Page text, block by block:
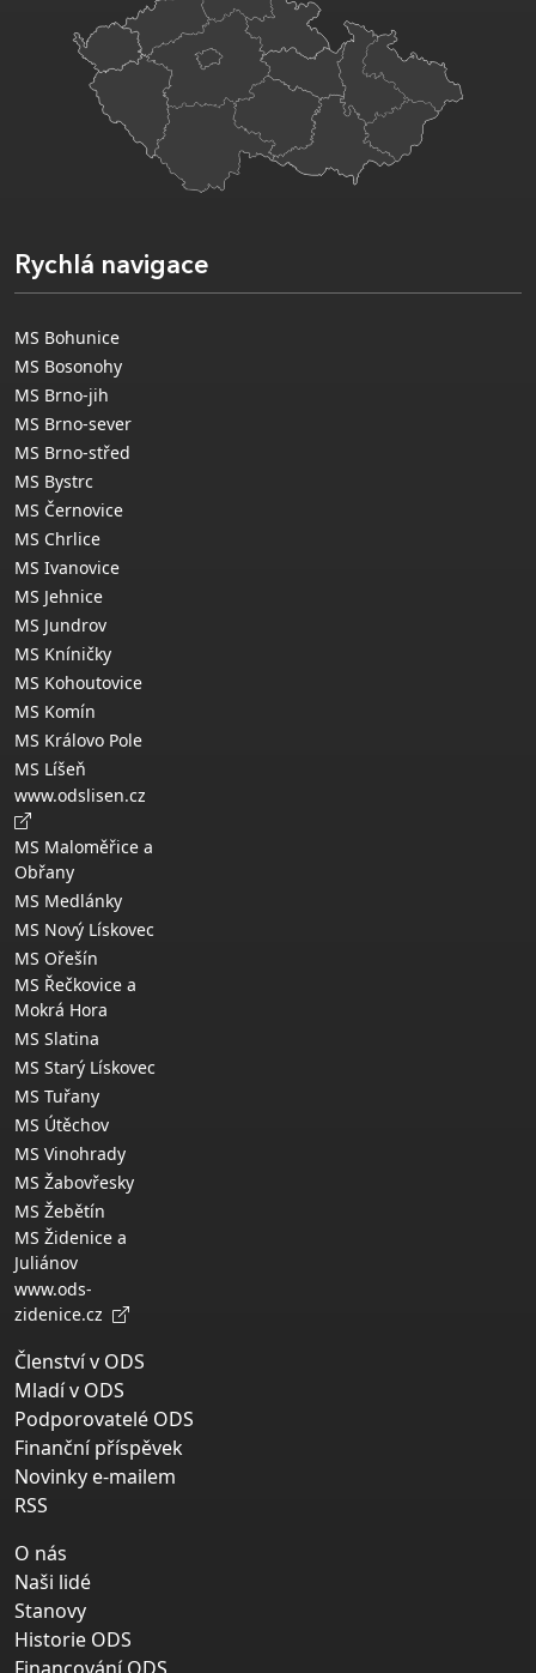
Rychlá navigace
MS Bohunice
MS Bosonohy
MS Brno-jih
MS Brno-sever
MS Brno-střed
MS Bystrc
MS Černovice
MS Chrlice
MS Ivanovice
MS Jehnice
MS Jundrov
MS Kníničky
MS Kohoutovice
MS Komín
MS Královo Pole
MS Líšeň
www.odslisen.cz
MS Maloměřice a
Obřany
MS Medlánky
MS Nový Lískovec
MS Ořešín
MS Řečkovice a
Mokrá Hora
MS Slatina
MS Starý Lískovec
MS Tuřany
MS Útěchov
MS Vinohrady
MS Žabovřesky
MS Žebětín
MS Židenice a
Juliánov
www.ods-
zidenice.cz
Členství v ODS
Mladí v ODS
Podporovatelé ODS
Finanční příspěvek
Novinky e-mailem
RSS
O nás
Naši lidé
Stanovy
Historie ODS